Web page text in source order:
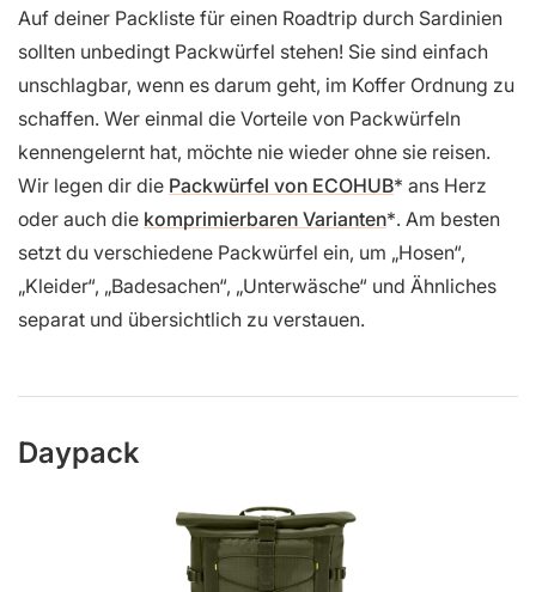
Auf deiner Packliste für einen Roadtrip durch Sardinien
sollten unbedingt Packwürfel stehen! Sie sind einfach
unschlagbar, wenn es darum geht, im Koffer Ordnung zu
schaffen. Wer einmal die Vorteile von Packwürfeln
kennengelernt hat, möchte nie wieder ohne sie reisen.
Wir legen dir die Packwürfel von ECOHUB ans Herz
oder auch die komprimierbaren Varianten . Am besten
setzt du verschiedene Packwürfel ein, um „Hosen“,
„Kleider“, „Badesachen“, „Unterwäsche“ und Ähnliches
separat und übersichtlich zu verstauen.
Daypack